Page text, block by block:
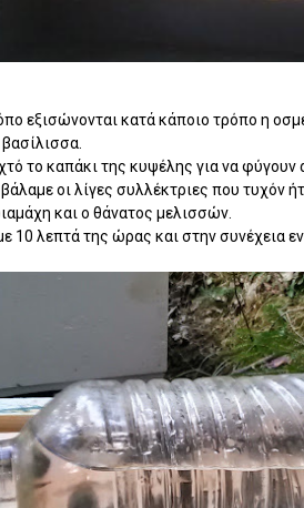
εξισώνονται κατά κάποιο τρόπο η
το καπάκι της κυψέλης για να φύγουν
οι λίγες συλλέκτριες που τυχόν
και ο θάνατος μελισσών.
10 λεπτά της ώρας και στην συνέχεια